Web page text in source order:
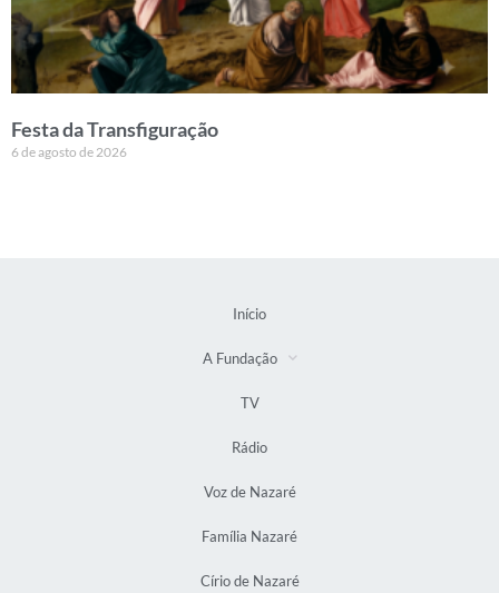
Festa da Transfiguração
6 de agosto de 2026
Início
A Fundação
TV
Rádio
Voz de Nazaré
Família Nazaré
Círio de Nazaré